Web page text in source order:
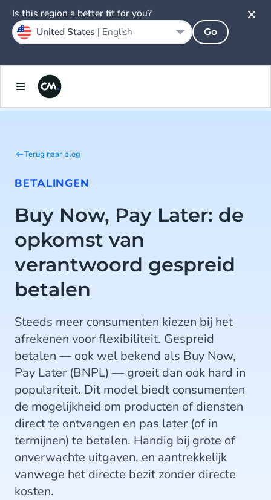
Terug naar blog
BETALINGEN
Buy Now, Pay Later: de
opkomst van
verantwoord gespreid
betalen
Steeds meer consumenten kiezen bij het
afrekenen voor flexibiliteit. Gespreid
betalen — ook wel bekend als Buy Now,
Pay Later (BNPL) — groeit dan ook hard in
populariteit. Dit model biedt consumenten
de mogelijkheid om producten of diensten
direct te ontvangen en pas later (of in
termijnen) te betalen. Handig bij grote of
onverwachte uitgaven, en aantrekkelijk
vanwege het directe bezit zonder directe
kosten.
Is this region a better fit for you?
United States | English Go